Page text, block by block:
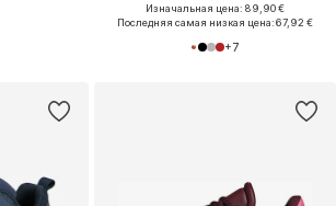
Изначальная цена: 89,90 €
Последняя самая низкая цена:67,92 €
+7